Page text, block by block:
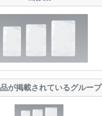
が掲載されているグループ